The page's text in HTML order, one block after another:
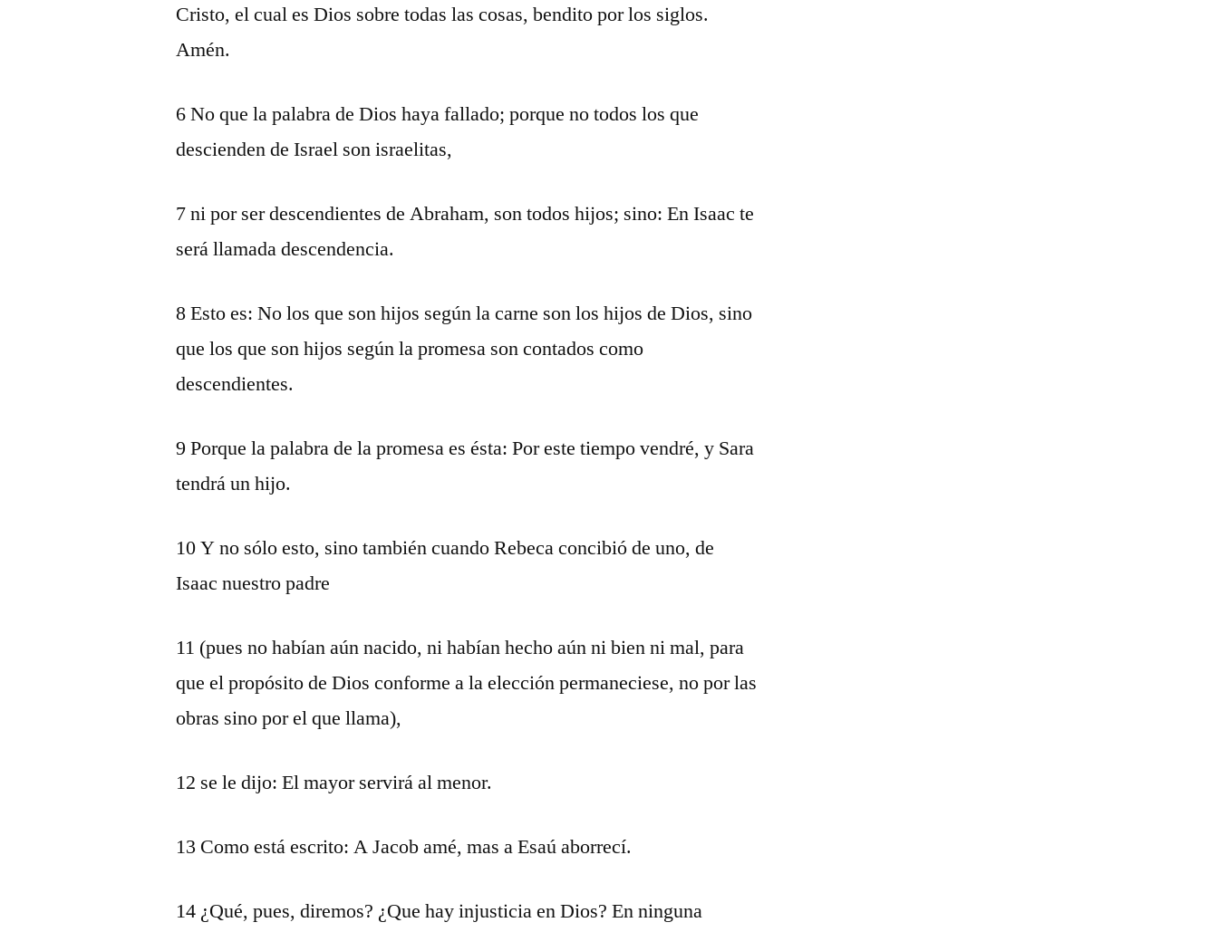
Cristo, el cual es Dios sobre todas las cosas, bendito por los siglos.
Amén.
6 No que la palabra de Dios haya fallado; porque no todos los que
descienden de Israel son israelitas,
7 ni por ser descendientes de Abraham, son todos hijos; sino: En Isaac te
será llamada descendencia.
8 Esto es: No los que son hijos según la carne son los hijos de Dios, sino
que los que son hijos según la promesa son contados como
descendientes.
9 Porque la palabra de la promesa es ésta: Por este tiempo vendré, y Sara
tendrá un hijo.
10 Y no sólo esto, sino también cuando Rebeca concibió de uno, de
Isaac nuestro padre
11 (pues no habían aún nacido, ni habían hecho aún ni bien ni mal, para
que el propósito de Dios conforme a la elección permaneciese, no por las
obras sino por el que llama),
12 se le dijo: El mayor servirá al menor.
13 Como está escrito: A Jacob amé, mas a Esaú aborrecí.
14 ¿Qué, pues, diremos? ¿Que hay injusticia en Dios? En ninguna